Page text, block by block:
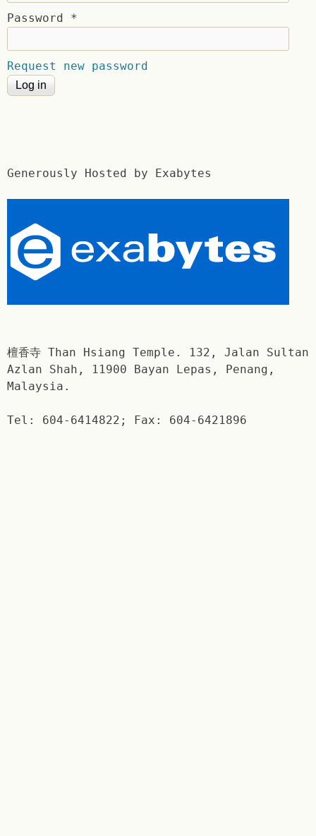
Password *
Request new password
Generously Hosted by Exabytes
檀香寺 Than Hsiang Temple. 132, Jalan Sultan
Azlan Shah, 11900 Bayan Lepas, Penang,
Malaysia.
Tel: 604-6414822; Fax: 604-6421896